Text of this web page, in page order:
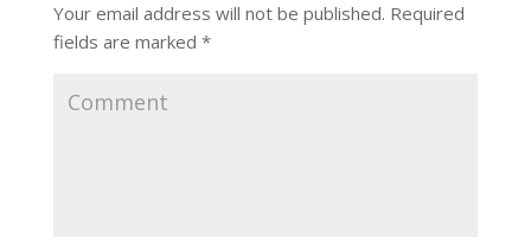
Your email address will not be published. Required
fields are marked *